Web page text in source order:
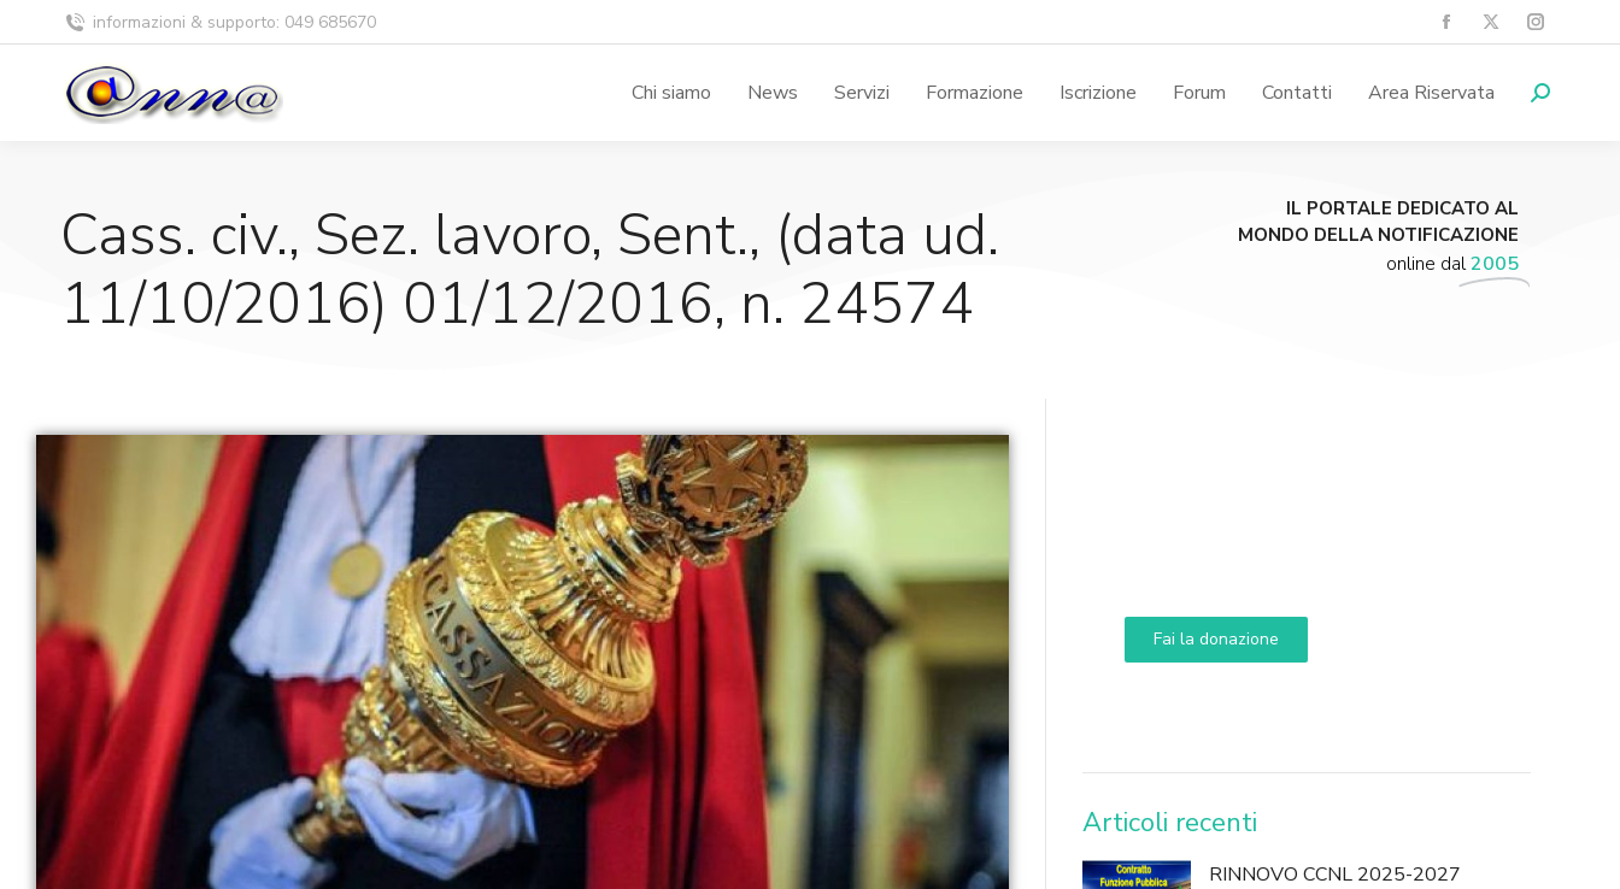
informazioni & supporto: 049 685670
Chi siamo News Servizi Formazione Iscrizione Forum Contatti Area Riservata
Cass. civ., Sez. lavoro, Sent., (data ud.
11/10/2016) 01/12/2016, n. 24574
IL PORTALE DEDICATO AL
MONDO DELLA NOTIFICAZIONE
online dal2005
Fai la donazione
DONA
Articoli recenti
RINNOVO CCNL 2025-2027